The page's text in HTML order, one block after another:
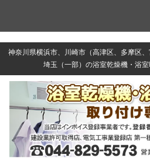
神奈川県横浜市、川崎市（高津区、多摩区
埼玉（一部）の浴室乾燥機・浴室